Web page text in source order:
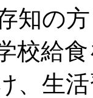
知の
校給食
、生